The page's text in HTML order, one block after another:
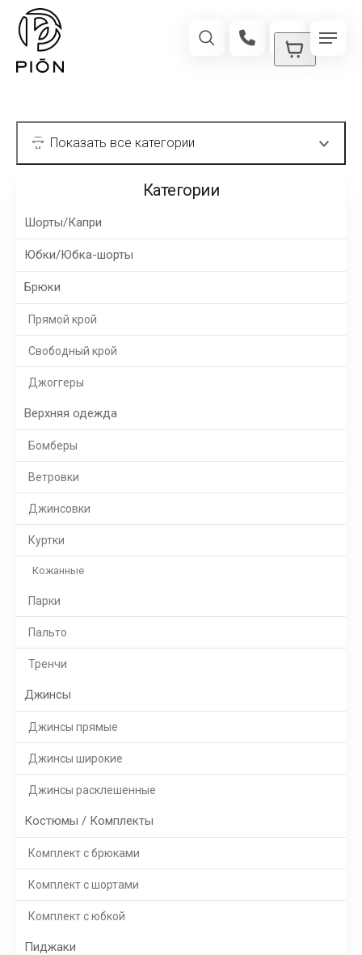
Категории
Шорты/Капри
Юбки/Юбка-шорты
Брюки
Прямой крой
Свободный крой
Джоггеры
Верхняя одежда
Бомберы
Ветровки
Джинсовки
Куртки
Кожанные
Парки
Пальто
Тренчи
Джинсы
Джинсы прямые
Джинсы широкие
Джинсы расклешенные
Костюмы / Комплекты
Комплект с брюками
Комплект с шортами
Комплект с юбкой
Пиджаки